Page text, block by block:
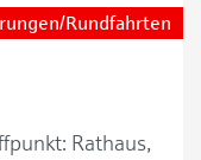
Rundfahrten
Rathaus,